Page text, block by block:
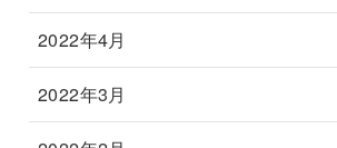
2022年4月
2022年3月